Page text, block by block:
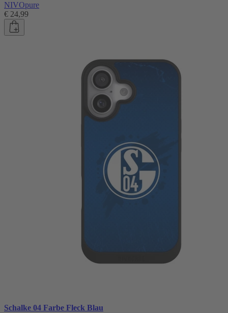
NIVOpure
€ 24,99
Schalke 04 Farbe Fleck Blau